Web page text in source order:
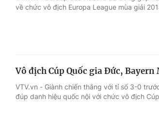
về chức vô địch Europa League mùa giải
Vô địch Cúp Quốc gia Đức,
VTV.vn - Giành chiến thắng với tỉ số 3-0
đúp danh hiệu quốc nội với chức vô địch